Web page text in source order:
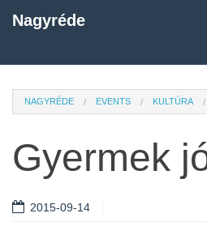
Nagyréde
NAGYRÉDE EVENTS KULTÚRA
Gyermek
2015-09-14